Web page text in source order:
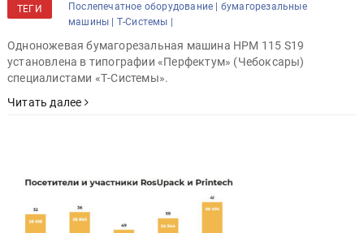
ТЕГИ Послепечатное оборудование |
бумагорезальные
машины |
Т-Системы |
Одноножевая бумагорезальная машина HPM 115 S19
установлена в типографии «Перфектум» (Чебоксары)
специалистами «Т-Системы».
Читать далее